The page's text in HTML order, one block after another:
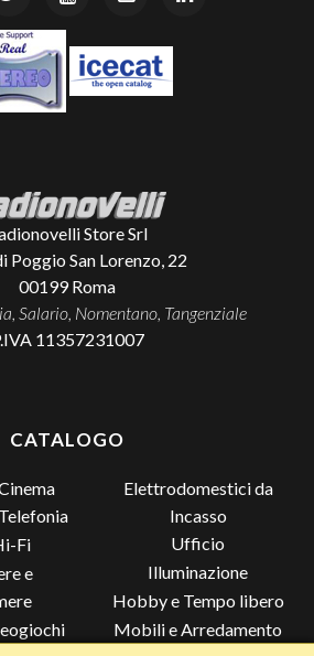
Store Srl
Poggio San Lorenzo, 22
00199 Roma
Salario, Nomentano, Tangenziale
11357231007
CATALOGO
Fi
e
Elettrodomestici da
Incasso
Ufficio
Illuminazione
Hobby e Tempo libero
Mobili e Arredamento